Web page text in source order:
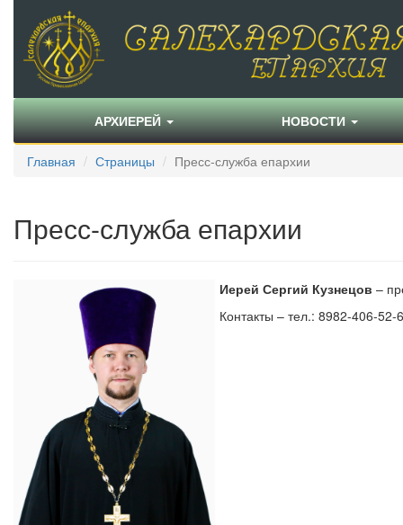
АРХИЕРЕЙ НОВОСТИ
Главная Страницы Пресс-служба епархии
Пресс-служба епархии
Иерей Сергий Кузнецов –
Контакты – тел.: 8982-406-